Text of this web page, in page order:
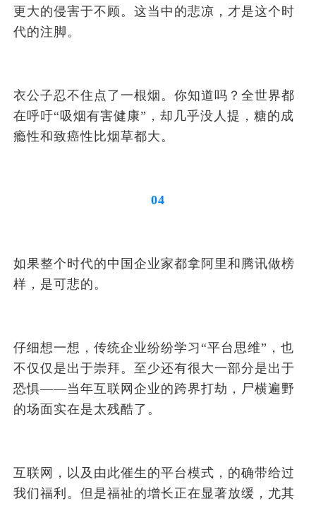
更大的侵害于不顾。这当中的悲凉，才是这个时
代的注脚。
衣公子忍不住点了一根烟。你知道吗？全世界都
在呼吁“吸烟有害健康”，却几乎没人提，糖的成
瘾性和致癌性比烟草都大。
04
如果整个时代的中国企业家都拿阿里和腾讯做榜
样，是可悲的。
仔细想一想，传统企业纷纷学习“平台思维”，也
不仅仅是出于崇拜。至少还有很大一部分是出于
恐惧——当年互联网企业的跨界打劫，尸横遍野
的场面实在是太残酷了。
互联网，以及由此催生的平台模式，的确带给过
我们福利。但是福祉的增长正在显著放缓，尤其